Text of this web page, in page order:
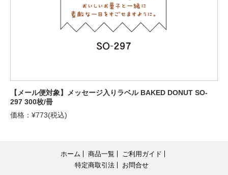
【メール便対象】メッセージ入りラベル BAKED DONUT SO-
297 300枚/冊
価格：¥773(税込)
ホーム 商品一覧
ご利用ガイド
特定商取引法
お問合せ